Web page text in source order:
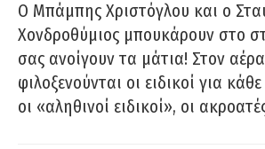
O Μπάμπης Χριστόγλου και ο
Χονδροθύμιος μπουκάρουν στο
σας ανοίγουν τα μάτια! Στον
φιλοξενούνται οι ειδικοί για
οι «αληθινοί ειδικοί», οι